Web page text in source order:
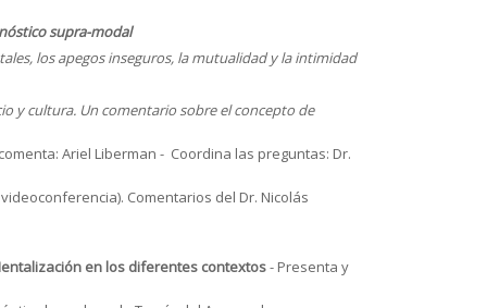
supra-modal
los apegos inseguros, la mutualidad y la intimidad
y cultura. Un comentario sobre el concepto de
Ariel Liberman - Coordina las preguntas: Dr.
Comentarios del Dr. Nicolás
en los diferentes contextos- Presenta y